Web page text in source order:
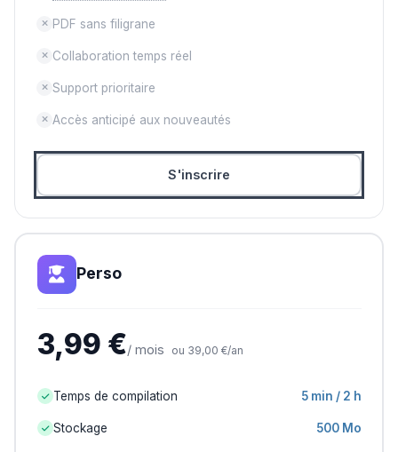
PDF sans filigrane
Collaboration temps réel
Support prioritaire
Accès anticipé aux nouveautés
S'inscrire
Perso
3,99 €/ mois ou 39,00 €/an
Temps de compilation 5 min / 2 h
Stockage 500 Mo